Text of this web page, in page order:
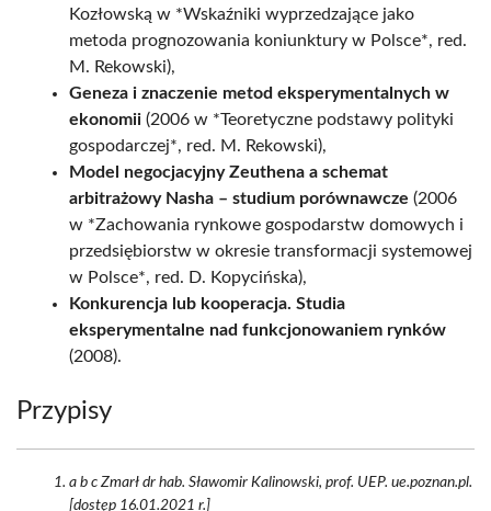
Kozłowską w *Wskaźniki wyprzedzające jako
metoda prognozowania koniunktury w Polsce*, red.
M. Rekowski),
Geneza i znaczenie metod eksperymentalnych w
ekonomii (2006 w *Teoretyczne podstawy polityki
gospodarczej*, red. M. Rekowski),
Model negocjacyjny Zeuthena a schemat
arbitrażowy Nasha – studium porównawcze (2006
w *Zachowania rynkowe gospodarstw domowych i
przedsiębiorstw w okresie transformacji systemowej
w Polsce*, red. D. Kopycińska),
Konkurencja lub kooperacja. Studia
eksperymentalne nad funkcjonowaniem rynków
(2008).
Przypisy
a b c Zmarł dr hab. Sławomir Kalinowski, prof. UEP. ue.poznan.pl.
[dostęp 16.01.2021 r.]